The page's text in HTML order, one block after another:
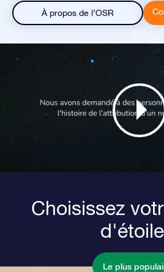
À propos de l’OSR
Choisissez
Le plus